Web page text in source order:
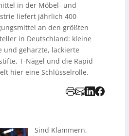
in der Möbel- und
liefert jährlich 400
an den größten
in Deutschland: kleine
und geharzte, lackierte
T-Nägel und die Rapid
hier eine Schlüsselrolle.
Sind Klammern,